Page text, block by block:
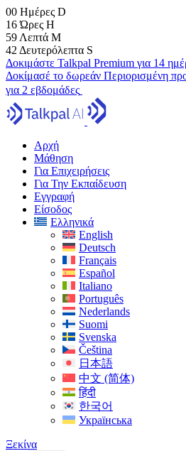
00 Ημέρες D
16 Ώρες H
59 Λεπτά M
41 Δευτερόλεπτα S
Δοκιμάστε Talkpal Premium για 14
Δοκίμασέ το δωρεάν Περιορισμένη
για 2 εβδομάδες
Αρχή
Μάθηση
Για Επιχειρήσεις
Για Την Εκπαίδευση
Εγγραφή
Είσοδος
Ελληνικά
English
Deutsch
Français
Español
Italiano
Português
Nederlands
Suomi
Svenska
Čeština
日本語
中文 (简体)
हिंदी
한국어
Українська
Ξεκίνα